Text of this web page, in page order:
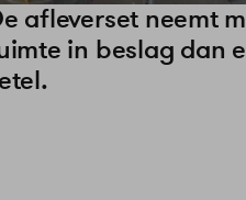
afleverset neemt
in beslag dan